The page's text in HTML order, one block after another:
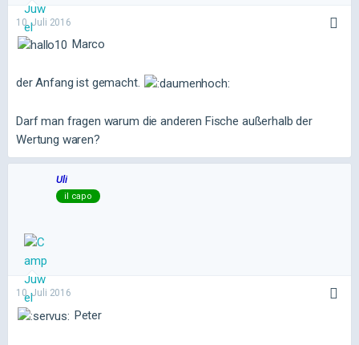
10. Juli 2016
Marco
der Anfang ist gemacht.
Darf man fragen warum die anderen Fische außerhalb der
Wertung waren?
Uli
il capo
10. Juli 2016
Peter